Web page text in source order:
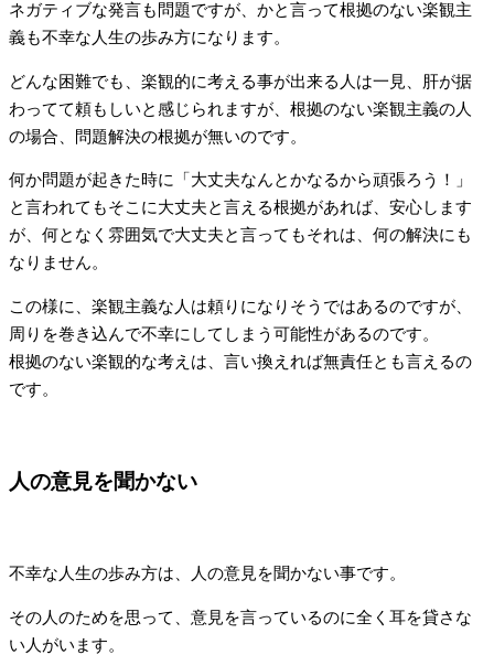
ネガティブな発言も問題ですが、かと言って根拠のない楽観主
義も不幸な人生の歩み方になります。
どんな困難でも、楽観的に考える事が出来る人は一見、肝が据
わってて頼もしいと感じられますが、根拠のない楽観主義の人
の場合、問題解決の根拠が無いのです。
何か問題が起きた時に「大丈夫なんとかなるから頑張ろう！」
と言われてもそこに大丈夫と言える根拠があれば、安心します
が、何となく雰囲気で大丈夫と言ってもそれは、何の解決にも
なりません。
この様に、楽観主義な人は頼りになりそうではあるのですが、
周りを巻き込んで不幸にしてしまう可能性があるのです。
根拠のない楽観的な考えは、言い換えれば無責任とも言えるの
です。
人の意見を聞かない
不幸な人生の歩み方は、人の意見を聞かない事です。
その人のためを思って、意見を言っているのに全く耳を貸さな
い人がいます。